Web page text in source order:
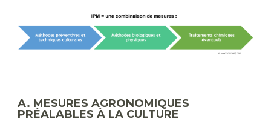
A. MESURES AGRONOMIQUES
PRÉALABLES À LA CULTURE